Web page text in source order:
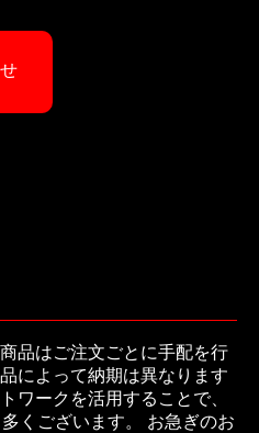
品はご注文ごとに手配を行
によって納期は異なります
ワークを活用することで、
くございます。 お急ぎのお